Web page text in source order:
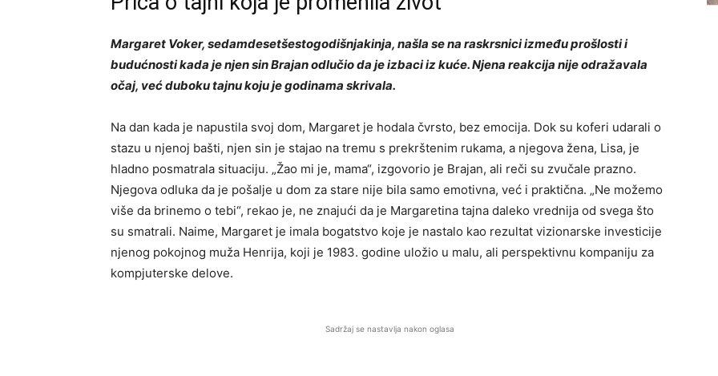
Margaret Voker, sedamdesetšestogodišnjakinja, našla se na raskrsnici između prošlosti i
budućnosti kada je njen sin Brajan odlučio da je izbaci iz kuće. Njena reakcija nije odražavala
očaj, već duboku tajnu koju je godinama skrivala.
Na dan kada je napustila svoj dom, Margaret je hodala čvrsto, bez emocija. Dok su koferi udarali o
stazu u njenoj bašti, njen sin je stajao na tremu s prekrštenim rukama, a njegova žena, Lisa, je
hladno posmatrala situaciju. „Žao mi je, mama“, izgovorio je Brajan, ali reči su zvučale prazno.
Njegova odluka da je pošalje u dom za stare nije bila samo emotivna, već i praktična. „Ne možemo
više da brinemo o tebi“, rekao je, ne znajući da je Margaretina tajna daleko vrednija od svega što
su smatrali. Naime, Margaret je imala bogatstvo koje je nastalo kao rezultat vizionarske investicije
njenog pokojnog muža Henrija, koji je 1983. godine uložio u malu, ali perspektivnu kompaniju za
kompjuterske delove.
Sadržaj se nastavlja nakon oglasa